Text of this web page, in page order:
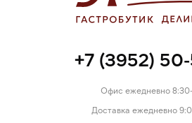
+7 (3952)
Офис ежедневно
Доставка ежедневно